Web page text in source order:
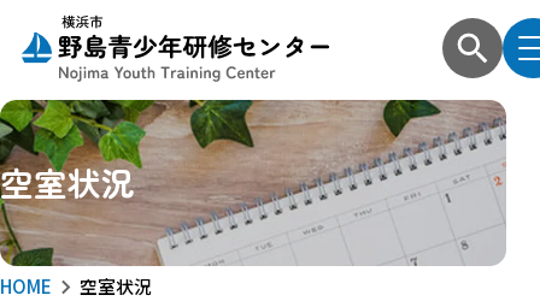
空室状況
HOME 空室状況